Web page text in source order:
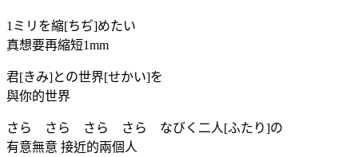
1ミリを縮[ちぢ]めたい
真想要再縮短1mm
君[きみ]との世界[せかい]を
與你的世界
さら さら さら さら なびく二人[ふたり]の
有意無意 接近的兩個人